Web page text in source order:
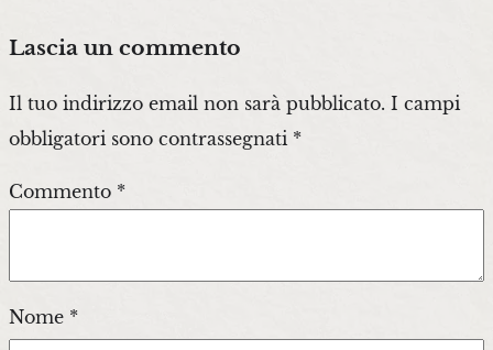
Lascia un commento
Il tuo indirizzo email non sarà pubblicato. I campi
obbligatori sono contrassegnati *
Commento *
Nome *